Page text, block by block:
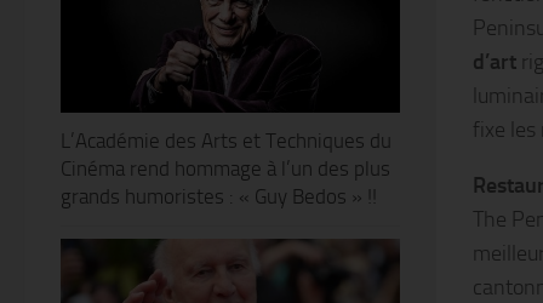
d’art
fixe les
The
L’Académie des Arts et Techniques du
Cinéma rend hommage à l’un des plus
grands humoristes : « Guy Bedos » !!